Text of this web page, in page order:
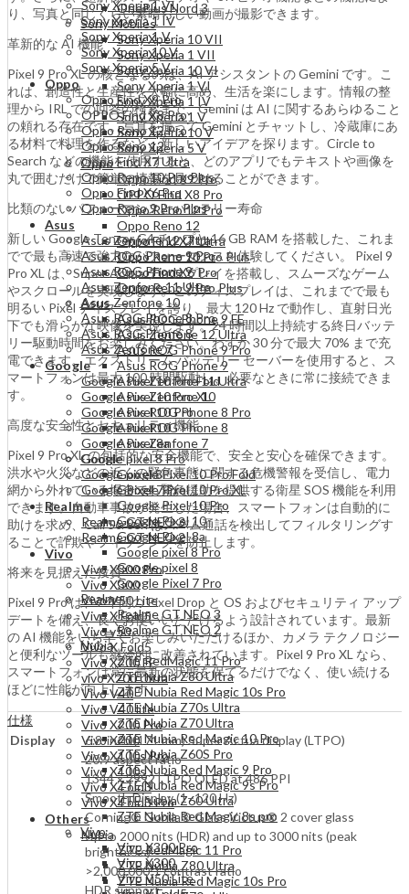
Sony Xperia 1 VI
Sony Xperia 1 IV
Sony Xperia 1 V
Sony Xperia 10 V
Sony Xperia 5 V
Oppo
Oppo Find X9 Pro
OPPO Find X8 Pro
Oppo Reno 12 Pro
Oppo Reno 12
Oppo Find X7 Ultra
Oppo Reno 10 Pro Plus
Oppo Find X6 Pro
Oppo Reno 9 Pro Plus
Asus
Asus Zenfone 12 Ultra
Asus ROG Phone 9 Pro
Asus ROG Phone 9
Asus Zenfone 11 Ultra
Asus Zenfone 10
Asus ROG Phone 8 Pro
Asus ROG Phone 8
Asus Zenfone 7
Google
Google Pixel 10 Pro Fold
Google Pixel 10 Pro XL
Google Pixel 10 Pro
Google Pixel 10
Google Pixel 8a
Google pixel 8 Pro
Google pixel 8
Google Pixel 7 Pro
Realme
Realme GT NEO 3
Realme GT NEO 2
Vivo
Vivo X300 Pro
Vivo X300
Vivo V50 Lite
Vivo X Fold5
Vivo v50
Vivo X Fold5
Vivo X200 FE
vivo X200 Ultra
Vivo V40
Vivo V40 lite
Vivo X200 Pro
Vivo X200
Vivo X100s Pro
Vivo X100s
Vivo X Fold3
Vivo X Fold3 Pro
Others
Nubia
ZTE RedMagic 11 Pro
ZTE Nubia Z80 Ultra
ZTE Nubia Red Magic 10s Pro
OnePlus Nord 3
Sony Mobiles
Sony Xperia 10 VII
Sony Xperia 1 VII
Sony Xperia 10 VI
Sony Xperia 1 VI
Sony Xperia 1 IV
Sony Xperia 1 V
Sony Xperia 10 V
Sony Xperia 5 V
Oppo
Oppo Find X9 Pro
OPPO Find X8 Pro
Oppo Reno 12 Pro
Oppo Reno 12
Oppo Find X7 Ultra
Oppo Reno 10 Pro Plus
Oppo Find X6 Pro
Oppo Reno 9 Pro Plus
Asus
Asus ROG Phone 9 FE
Asus Zenfone 12 Ultra
Asus ROG Phone 9 Pro
Asus ROG Phone 9
Asus Zenfone 11 Ultra
Asus Zenfone 10
Asus ROG Phone 8 Pro
Asus ROG Phone 8
Asus Zenfone 7
Google
Google Pixel 10 Pro Fold
Google Pixel 10 Pro XL
Google Pixel 10 Pro
Google Pixel 10
Google Pixel 8a
Google pixel 8 Pro
Google pixel 8
Google Pixel 7 Pro
Realme
Realme GT NEO 3
Realme GT NEO 2
Nubia
ZTE RedMagic 11 Pro
ZTE Nubia Z80 Ultra
ZTE Nubia Red Magic 10s Pro
ZTE Nubia Z70s Ultra
ZTE Nubia Z70 Ultra
ZTE Nubia Red Magic 10 Pro
ZTE Nubia Z60S Pro
ZTE Nubia Red Magic 9 Pro
ZTE Nubia Red Magic 9s Pro
ZTE Nubia Z60 Ultra
ZTE Nubia Red Magic 8s pro
Vivo
Vivo X300 Pro
Vivo X300
Vivo V50 Lite
り、写真と同じくらい素晴らしい動画が撮影できます。
革新的な AI 機能
Pixel 9 Pro XL の核となるのは、AI アシスタントの Gemini です。こ
れは、創造性と生産性を大幅に高め、生活を楽にします。情報の整
理から IRL での回答の検索まで、Gemini は AI に関するあらゆること
の頼れる存在です。写真を撮って Gemini とチャットし、冷蔵庫にあ
る材料で料理を作るなど、新しいアイデアを探ります。Circle to
Search などの機能を使用すると、どのアプリでもテキストや画像を
丸で囲むだけで簡単に情報を見つけることができます。
比類のないパフォーマンスとバッテリー寿命
新しい Google Tensor G4 チップと 16 GB RAM を搭載した、これま
でで最も高速で強力なパフォーマンスを体験してください。 Pixel 9
Pro XL は、Super Actua ディスプレイを搭載し、スムーズなゲーム
やスクロールを実現します。このディスプレイは、これまでで最も
明るい Pixel ディスプレイを誇り、最大 120 Hz で動作し、直射日光
下でも滑らかな映像を実現します。24 時間以上持続する終日バッテ
リー駆動時間をお楽しみください。わずか 30 分で最大 70% まで充
電できます。エクストリーム バッテリー セーバーを使用すると、ス
マートフォンは最大 100 時間駆動し、必要なときに常に接続できま
す。
高度な安全性とセキュリティ機能
Pixel 9 Pro XL の包括的な安全機能で、安全と安心を確保できます。
洪水や火災などの近くの緊急事態に関する危機警報を受信し、電力
網から外れている場合でも緊急援助を提供する衛星 SOS 機能を利用
できます。自動車事故が発生した場合、スマートフォンは自動的に
助けを求め、Call Screen はスパム通話を検出してフィルタリングす
ることで詐欺やフィッシングを防止します。
将来を見据えた投資
Pixel 9 Pro は、7 年間の Pixel Drop と OS およびセキュリティ アップ
デートを備え、長くお使いいただけるよう設計されています。最新
の AI 機能をいち早くお楽しみいただけるほか、カメラ テクノロジー
と便利なツールも継続的に改善されています。Pixel 9 Pro XL なら、
スマートフォンは常に最新の状態を保てるだけでなく、使い続ける
ほどに性能が向上します。
仕様
Display
6.8-inch (171 mm) Super Actua display (LTPO)
20:9 aspect ratio
1344 x 2992 LTPO OLED at 486 PPI
Smooth Display (1–120 Hz)
Corning® Gorilla® Glass Victus® 2 cover glass
Up to 2000 nits (HDR) and up to 3000 nits (peak
brightness)
>2,000,000:1 contrast ratio
HDR support